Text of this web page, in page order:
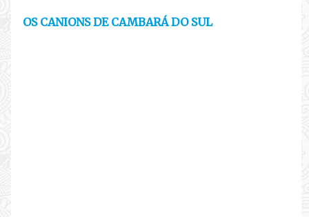
OS CANIONS DE CAMBARÁ DO SUL